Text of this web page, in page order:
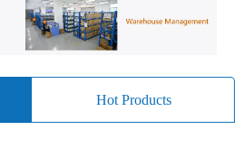
Hot Products